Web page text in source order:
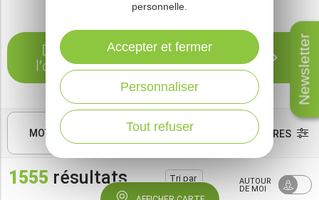
Newsletter
Découvrez les temps forts de
l'année des Causses à l'Aubrac
MOTS CLÉS FILTRES
1555 résultats
Tri par
AUTOUR
DE MOI
personnelle.
Tout refuser
Personnaliser
Accepter et fermer